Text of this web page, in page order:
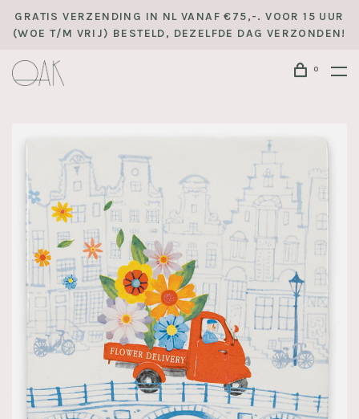
GRATIS VERZENDING IN NL VANAF €75,-. VOOR 15 UUR
(WOE T/M VRIJ) BESTELD, DEZELFDE DAG VERZONDEN!
0